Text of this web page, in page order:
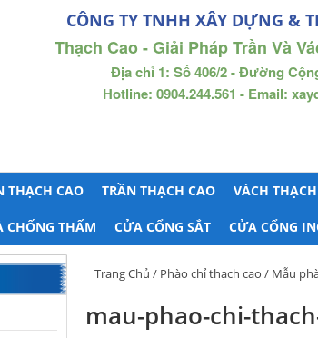
CÔNG TY TNHH XÂY DỰNG &
Thạch Cao - Giải Pháp Trần Và
Địa chỉ 1: Số 406/2 - Đường
Hotline: 0904.244.561 - Email:
THẠCH CAO TRẦN THẠCH CAO VÁCH
CHỐNG THẤM CỬA CỔNG SẮT CỬA CỔNG
Trang Chủ / Phào chỉ thạch cao / Mẫu
mau-phao-chi-